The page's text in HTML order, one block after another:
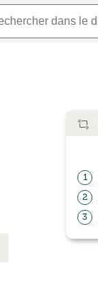
1
2
3